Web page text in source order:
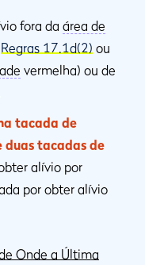
fora da área de
Regras 17.1d(2) ou
vermelha) ou de
tacada de
tacadas de
alívio por
por obter alívio
Onde a Última